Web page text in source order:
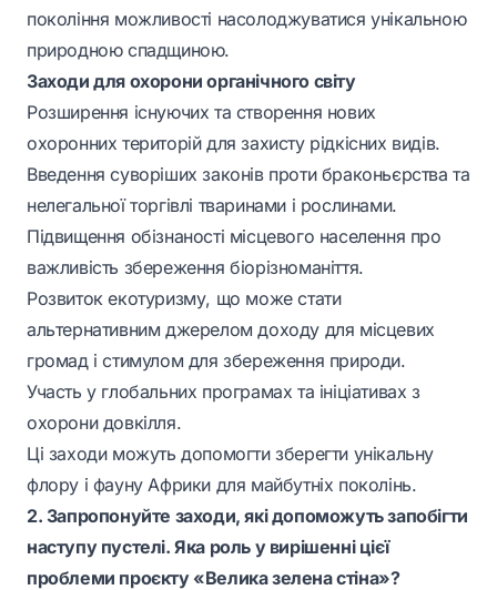
покоління можливості насолоджуватися унікальною
природною спадщиною.
Заходи для охорони органічного світу
Розширення існуючих та створення нових
охоронних територій для захисту рідкісних видів.
Введення суворіших законів проти браконьєрства та
нелегальної торгівлі тваринами і рослинами.
Підвищення обізнаності місцевого населення про
важливість збереження біорізноманіття.
Розвиток екотуризму, що може стати
альтернативним джерелом доходу для місцевих
громад і стимулом для збереження природи.
Участь у глобальних програмах та ініціативах з
охорони довкілля.
Ці заходи можуть допомогти зберегти унікальну
флору і фауну Африки для майбутніх поколінь.
2. Запропонуйте заходи, які допоможуть запобігти
наступу пустелі. Яка роль у вирішенні цієї
проблеми проєкту «Велика зелена стіна»?